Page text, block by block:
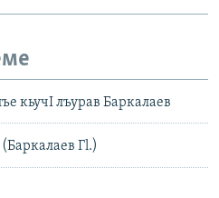
кьучI лъурав Баркалаев
Гl.)